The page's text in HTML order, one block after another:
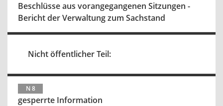
Beschlüsse aus vorangegangenen Sitzungen -
Bericht der Verwaltung zum Sachstand
Nicht öffentlicher Teil:
N 8
gesperrte Information